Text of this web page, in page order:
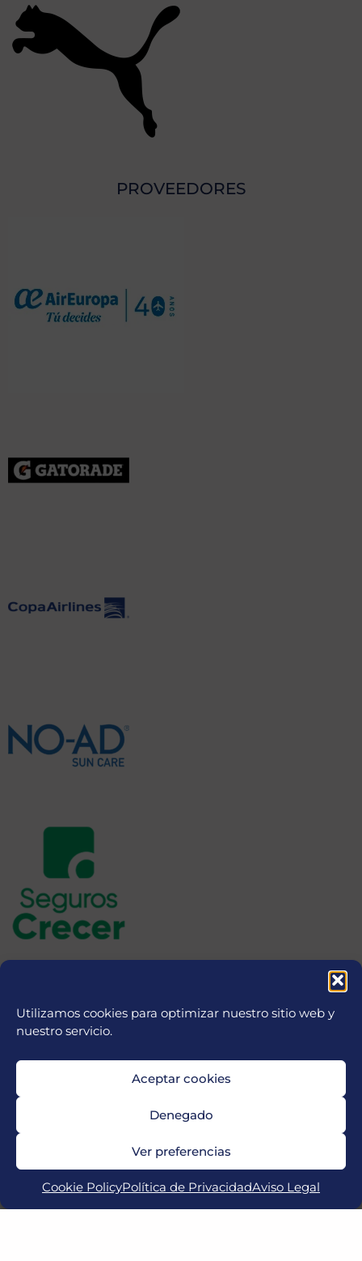
Utilizamos cookies para optimizar nuestro sitio web y
nuestro servicio.
Aceptar cookies
Denegado
Ver preferencias
Cookie PolicyPolítica de PrivacidadAviso Legal
PROVEEDORES